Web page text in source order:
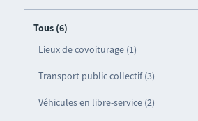
Tous (6)
Lieux de covoiturage (1)
Transport public collectif (3)
Véhicules en libre-service (2)